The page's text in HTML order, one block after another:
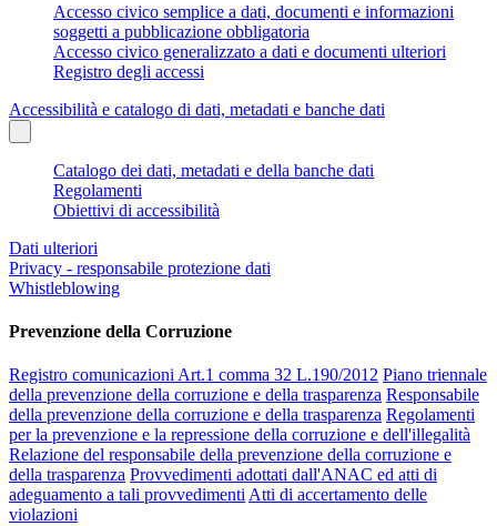
Accesso civico semplice a dati, documenti e informazioni
soggetti a pubblicazione obbligatoria
Accesso civico generalizzato a dati e documenti ulteriori
Registro degli accessi
Accessibilità e catalogo di dati, metadati e banche dati
Catalogo dei dati, metadati e della banche dati
Regolamenti
Obiettivi di accessibilità
Dati ulteriori
Privacy - responsabile protezione dati
Whistleblowing
Prevenzione della Corruzione
Registro comunicazioni Art.1 comma 32 L.190/2012 Piano triennale
della prevenzione della corruzione e della trasparenza Responsabile
della prevenzione della corruzione e della trasparenza Regolamenti
per la prevenzione e la repressione della corruzione e dell'illegalità
Relazione del responsabile della prevenzione della corruzione e
della trasparenza Provvedimenti adottati dall'ANAC ed atti di
adeguamento a tali provvedimenti Atti di accertamento delle
violazioni